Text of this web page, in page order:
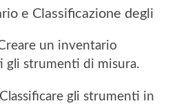
e Classificazione degli
un inventario
gli strumenti di misura.
gli strumenti in